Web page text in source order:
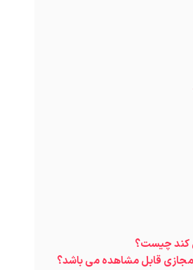
کند چیست؟
قابل مشاهده می باشد؟